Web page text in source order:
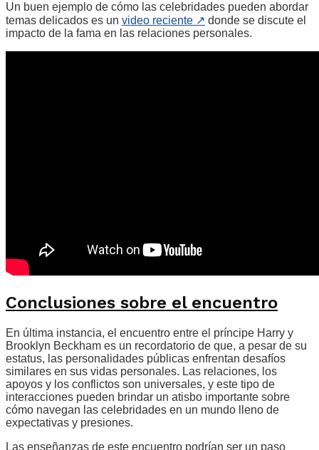
Un buen ejemplo de cómo las celebridades pueden abordar
temas delicados es un video reciente ↗ donde se discute el
impacto de la fama en las relaciones personales.
Conclusiones sobre el encuentro
En última instancia, el encuentro entre el príncipe Harry y
Brooklyn Beckham es un recordatorio de que, a pesar de su
estatus, las personalidades públicas enfrentan desafíos
similares en sus vidas personales. Las relaciones, los
apoyos y los conflictos son universales, y este tipo de
interacciones pueden brindar un atisbo importante sobre
cómo navegan las celebridades en un mundo lleno de
expectativas y presiones.
Las enseñanzas de este encuentro podrían ser un paso